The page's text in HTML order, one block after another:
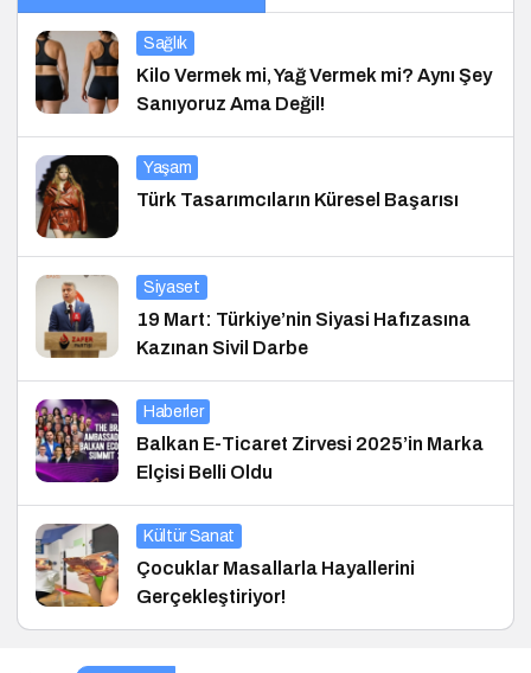
Sağlık
Kilo Vermek mi, Yağ Vermek mi? Aynı Şey
Sanıyoruz Ama Değil!
Yaşam
Türk Tasarımcıların Küresel Başarısı
Siyaset
19 Mart: Türkiye’nin Siyasi Hafızasına
Kazınan Sivil Darbe
Haberler
Balkan E-Ticaret Zirvesi 2025’in Marka
Elçisi Belli Oldu
Kültür Sanat
Çocuklar Masallarla Hayallerini
Gerçekleştiriyor!